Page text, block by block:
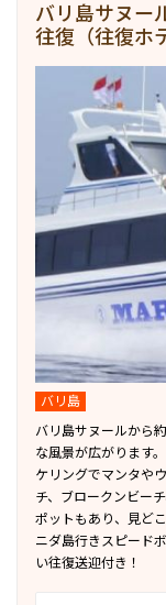
バリ島サヌー
往復（往復ホ
バリ島
バリ島サヌールから
な風景が広がります
ケリングでマンタや
チ、ブロークンビー
ポットもあり、見ど
ニダ島行きスピード
い往復送迎付き！